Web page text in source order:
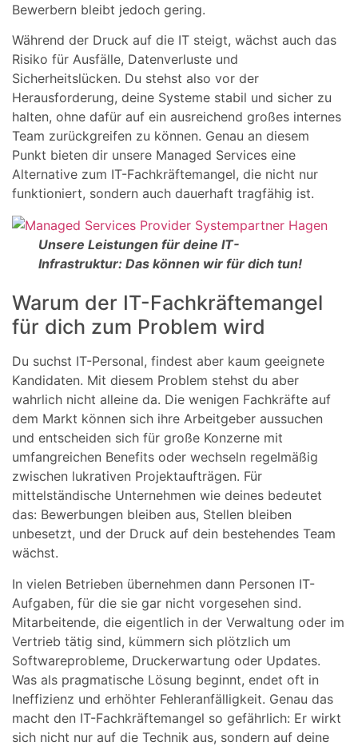
Bewerbern bleibt jedoch gering.
Während der Druck auf die IT steigt, wächst auch das
Risiko für Ausfälle, Datenverluste und
Sicherheitslücken. Du stehst also vor der
Herausforderung, deine Systeme stabil und sicher zu
halten, ohne dafür auf ein ausreichend großes internes
Team zurückgreifen zu können. Genau an diesem
Punkt bieten dir unsere Managed Services eine
Alternative zum IT-Fachkräftemangel, die nicht nur
funktioniert, sondern auch dauerhaft tragfähig ist.
Unsere Leistungen für deine IT-
Infrastruktur: Das können wir für dich tun!
Warum der IT-Fachkräftemangel
für dich zum Problem wird
Du suchst IT-Personal, findest aber kaum geeignete
Kandidaten. Mit diesem Problem stehst du aber
wahrlich nicht alleine da. Die wenigen Fachkräfte auf
dem Markt können sich ihre Arbeitgeber aussuchen
und entscheiden sich für große Konzerne mit
umfangreichen Benefits oder wechseln regelmäßig
zwischen lukrativen Projektaufträgen. Für
mittelständische Unternehmen wie deines bedeutet
das: Bewerbungen bleiben aus, Stellen bleiben
unbesetzt, und der Druck auf dein bestehendes Team
wächst.
In vielen Betrieben übernehmen dann Personen IT-
Aufgaben, für die sie gar nicht vorgesehen sind.
Mitarbeitende, die eigentlich in der Verwaltung oder im
Vertrieb tätig sind, kümmern sich plötzlich um
Softwareprobleme, Druckerwartung oder Updates.
Was als pragmatische Lösung beginnt, endet oft in
Ineffizienz und erhöhter Fehleranfälligkeit. Genau das
macht den IT-Fachkräftemangel so gefährlich: Er wirkt
sich nicht nur auf die Technik aus, sondern auf deine